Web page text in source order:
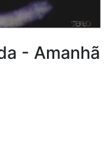
- Amanhã